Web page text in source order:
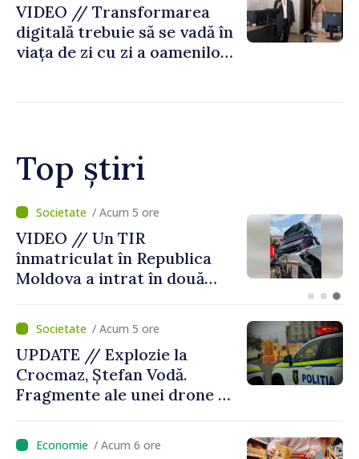
VIDEO // Transformarea
digitală trebuie să se vadă în
viața de zi cu zi a oamenilor
Top știri
/ Acum 2 ore
Judocanul Vladimir Iacomi a
cucerit bronzul la Cupa
Europei de tineret de la
/ Acum 5 ore
UPDATE // Explozie la
Crocmaz, Ștefan Vodă.
Fragmente ale unei drone de
locului
/ Acum 6 ore